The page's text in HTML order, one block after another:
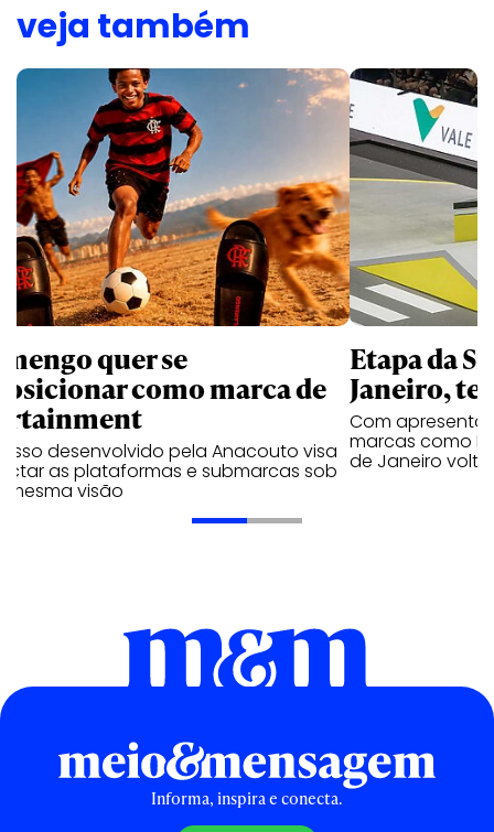
veja também
quer se
como marca de
desenvolvido pela Anacouto visa
as plataformas e submarcas sob
mesma visão
Etapa da
Janeiro,
Com
marcas como
de Janeiro
Informa, inspira e conecta.